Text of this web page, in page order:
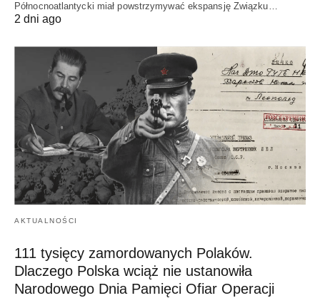
Północnoatlantycki miał powstrzymywać ekspansję Związku…
2 dni ago
AKTUALNOŚCI
111 tysięcy zamordowanych Polaków.
Dlaczego Polska wciąż nie ustanowiła
Narodowego Dnia Pamięci Ofiar Operacji